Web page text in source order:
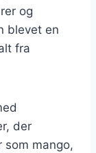
og
blevet en
fra
der
som mango,